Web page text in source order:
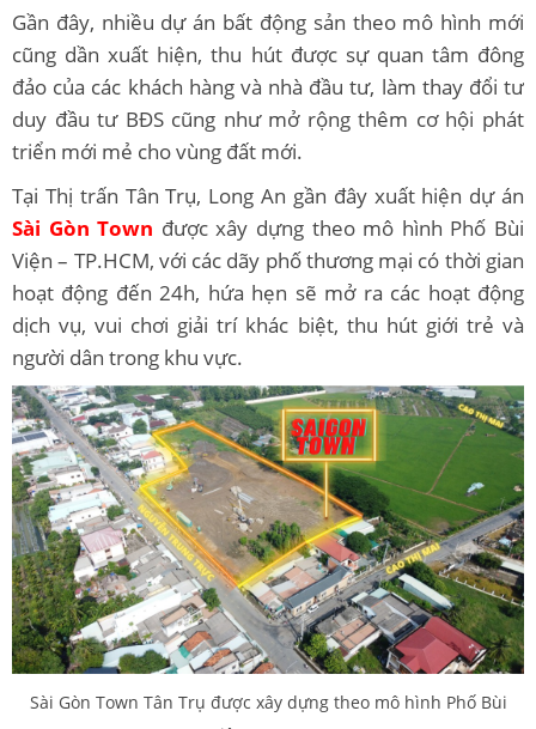
Gần đây, nhiều dự án bất động sản theo mô hình mới
cũng dần xuất hiện, thu hút được sự quan tâm đông
đảo của các khách hàng và nhà đầu tư, làm thay đổi tư
duy đầu tư BĐS cũng như mở rộng thêm cơ hội phát
triển mới mẻ cho vùng đất mới.
Tại Thị trấn Tân Trụ, Long An gần đây xuất hiện dự án
Sài Gòn Town được xây dựng theo mô hình Phố Bùi
Viện – TP.HCM, với các dãy phố thương mại có thời gian
hoạt động đến 24h, hứa hẹn sẽ mở ra các hoạt động
dịch vụ, vui chơi giải trí khác biệt, thu hút giới trẻ và
người dân trong khu vực.
Sài Gòn Town Tân Trụ được xây dựng theo mô hình Phố Bùi